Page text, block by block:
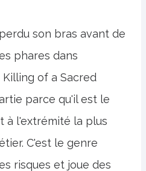
son bras avant de
phares dans
of a Sacred
parce qu'il est le
à l'extrémité la plus
C'est le genre
risques et joue des